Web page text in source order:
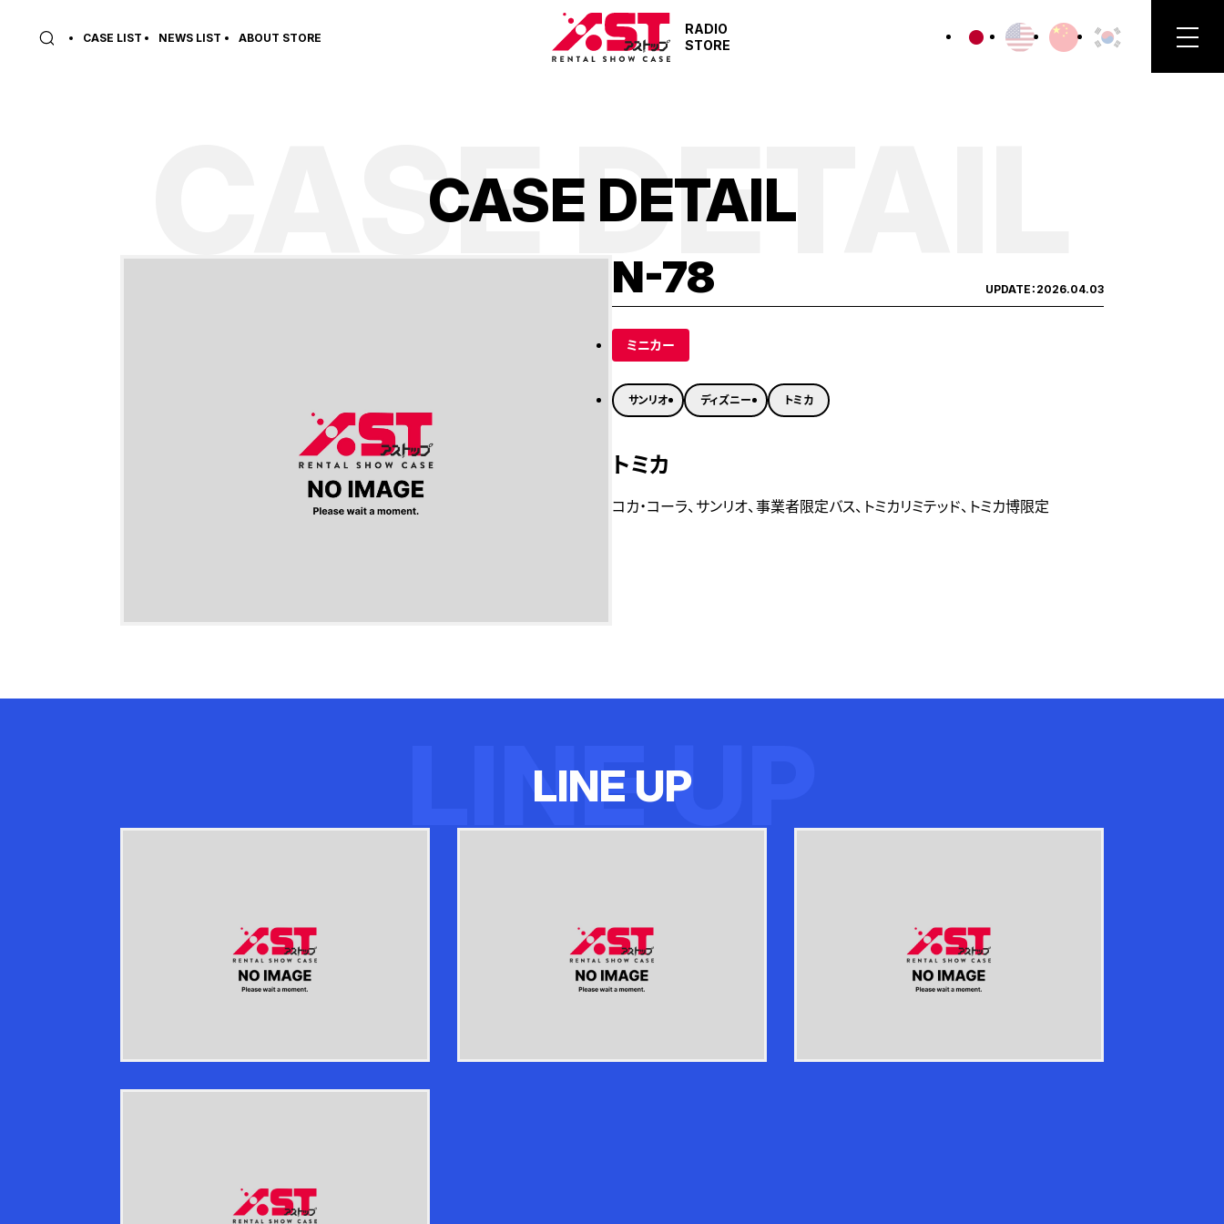
CASE LIST NEWS LIST ABOUT STORE
RADIO
STORE
CASE DETAIL
CASE DETAIL
N-78 UPDATE： 2026.04.03
ミニカー
サンリオ ディズニー トミカ
トミカ
コカ・コーラ、サンリオ、事業者限定バス、トミカリミテッド、トミカ博限定
LINE UP
LINE UP